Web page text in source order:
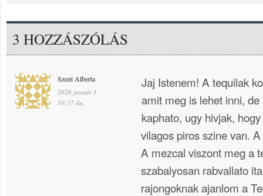
3 HOZZÁSZÓLÁS
Szent Alberta
2026 január 1
10:37 du.
Jaj Istenem! A tequilak
amit meg is lehet inni,
kaphato, ugy hivjak,
vilagos piros szine van.
A mezcal viszont meg a
szabalyosan rabvallato
rajongoknak ajanlom a